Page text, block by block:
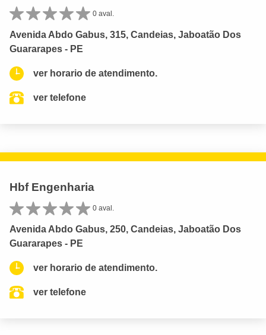
0 aval.
Avenida Abdo Gabus, 315, Candeias, Jaboatão Dos
Guararapes - PE
ver horario de atendimento.
ver telefone
Hbf Engenharia
0 aval.
Avenida Abdo Gabus, 250, Candeias, Jaboatão Dos
Guararapes - PE
ver horario de atendimento.
ver telefone